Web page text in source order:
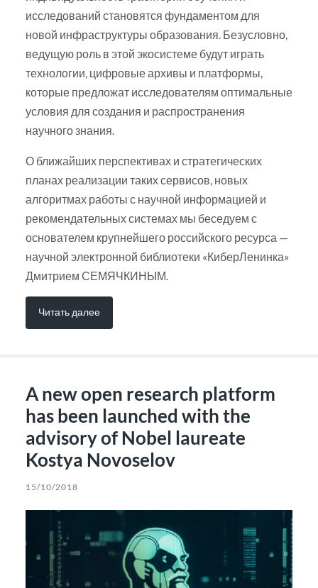
исследований становятся фундаментом для
новой инфраструктуры образования. Безусловно,
ведущую роль в этой экосистеме будут играть
технологии, цифровые архивы и платформы,
которые предложат исследователям оптимальные
условия для создания и распространения
научного знания.
О ближайших перспективах и стратегических
планах реализации таких сервисов, новых
алгоритмах работы с научной информацией и
рекомендательных системах мы беседуем с
основателем крупнейшего российского ресурса —
научной электронной библиотеки «КиберЛенинка»
Дмитрием СЕМЯЧКИНЫМ.
Читать далее
A new open research platform
has been launched with the
advisory of Nobel laureate
Kostya Novoselov
15/10/2018